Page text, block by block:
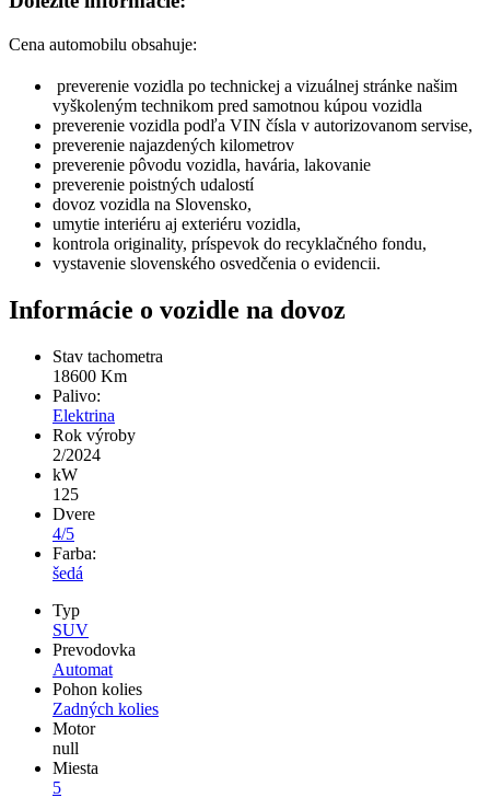
Cena automobilu obsahuje:
preverenie vozidla po technickej a vizuálnej stránke našim
vyškoleným technikom pred samotnou kúpou vozidla
preverenie vozidla podľa VIN čísla v autorizovanom servise,
preverenie najazdených kilometrov
preverenie pôvodu vozidla, havária, lakovanie
preverenie poistných udalostí
dovoz vozidla na Slovensko,
umytie interiéru aj exteriéru vozidla,
kontrola originality, príspevok do recyklačného fondu,
vystavenie slovenského osvedčenia o evidencii.
Informácie o vozidle na dovoz
Stav tachometra
18600 Km
Palivo:
Elektrina
Rok výroby
2/2024
kW
125
Dvere
4/5
Farba:
šedá
Typ
SUV
Prevodovka
Automat
Pohon kolies
Zadných kolies
Motor
null
Miesta
5